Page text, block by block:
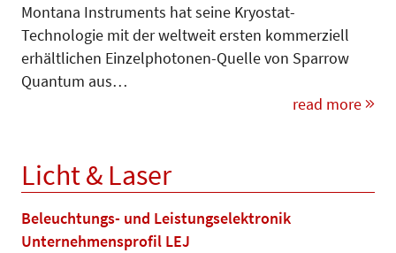
Montana Instruments hat seine Kryostat-
Technologie mit der weltweit ersten kommerziell
erhältlichen Einzelphotonen-Quelle von Sparrow
Quantum aus…
read more
Licht & Laser
Beleuchtungs- und Leistungselektronik
Unternehmensprofil LEJ